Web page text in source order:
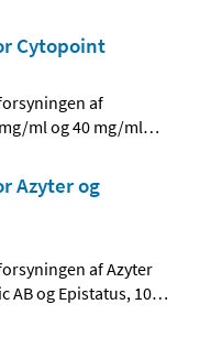
Cytopoint
af
ml og 40 mg/ml…
Azyter og
af Azyter
AB og Epistatus, 10…